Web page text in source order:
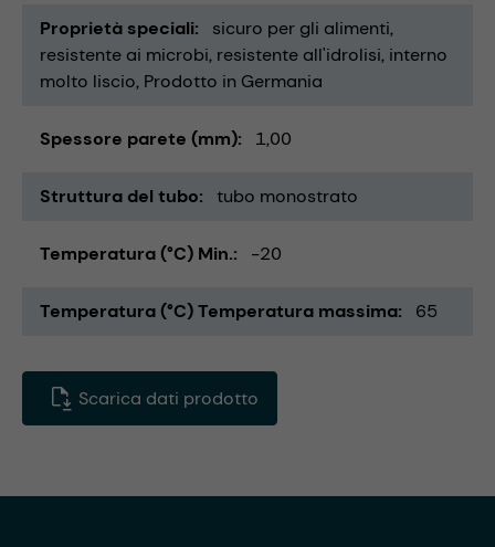
Proprietà speciali
sicuro per gli alimenti
resistente ai microbi resistente all'idrolisi interno
molto liscio Prodotto in Germania
Spessore parete (mm) 1,00
Struttura del tubo tubo monostrato
Temperatura (°C) Min. -20
Temperatura (°C) Temperatura massima 65
Scarica dati prodotto